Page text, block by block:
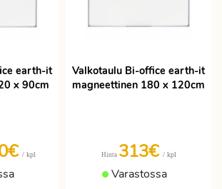
earth-it
x 90cm
/ kpl
Valkotaulu Bi-office earth-it
magneettinen 180 x 120cm
Hinta 313€ / kpl
Varastossa